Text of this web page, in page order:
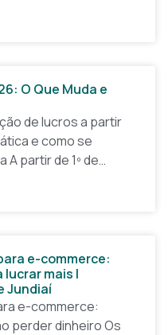
e construir um
O Que Muda e
de lucros a partir
e como se
partir de 1º de
e-commerce:
mais |
Jundiaí
e-commerce:
perder dinheiro Os